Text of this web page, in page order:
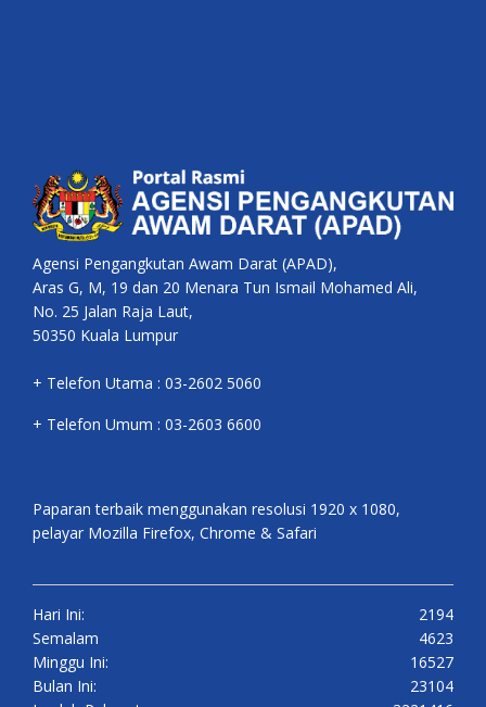
Agensi Pengangkutan Awam Darat (APAD),
Aras G, M, 19 dan 20 Menara Tun Ismail Mohamed Ali,
No. 25 Jalan Raja Laut,
50350 Kuala Lumpur
+ Telefon Utama : 03-2602 5060
+ Telefon Umum : 03-2603 6600
Paparan terbaik menggunakan resolusi 1920 x 1080,
pelayar Mozilla Firefox, Chrome & Safari
Hari Ini:
2194
Semalam
4623
Minggu Ini:
16527
Bulan Ini:
23104